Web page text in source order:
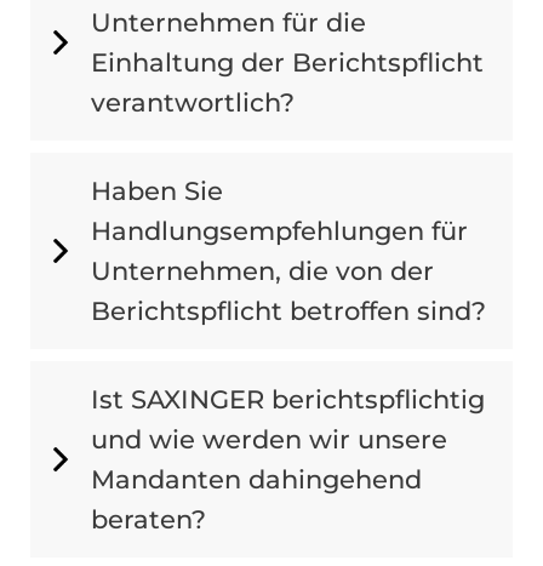
Unternehmen für die
Einhaltung der Berichtspflicht
verantwortlich?
Haben Sie
Handlungsempfehlungen für
Unternehmen, die von der
Berichtspflicht betroffen sind?
Ist SAXINGER berichtspflichtig
und wie werden wir unsere
Mandanten dahingehend
beraten?